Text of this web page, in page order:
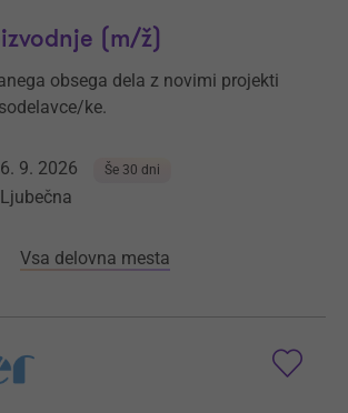
(m/ž)
obsega dela z novimi projekti
ke.
6. 9. 2026 Še 30 dni
Ljubečna
Vsa delovna mesta